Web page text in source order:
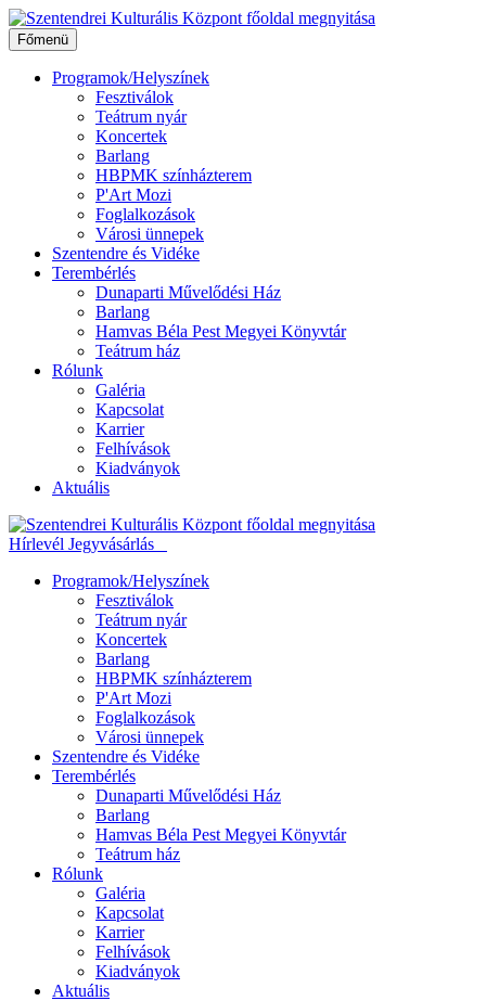
Ugrás
a
tartalomhoz
Főmenü
Programok/Helyszínek
Fesztiválok
Teátrum nyár
Koncertek
Barlang
HBPMK színházterem
P'Art Mozi
Foglalkozások
Városi ünnepek
Szentendre és Vidéke
Terembérlés
Dunaparti Művelődési Ház
Barlang
Hamvas Béla Pest Megyei Könyvtár
Teátrum ház
Rólunk
Galéria
Kapcsolat
Karrier
Felhívások
Kiadványok
Aktuális
Hírlevél Jegyvásárlás
Programok/Helyszínek
Fesztiválok
Teátrum nyár
Koncertek
Barlang
HBPMK színházterem
P'Art Mozi
Foglalkozások
Városi ünnepek
Szentendre és Vidéke
Terembérlés
Dunaparti Művelődési Ház
Barlang
Hamvas Béla Pest Megyei Könyvtár
Teátrum ház
Rólunk
Galéria
Kapcsolat
Karrier
Felhívások
Kiadványok
Aktuális